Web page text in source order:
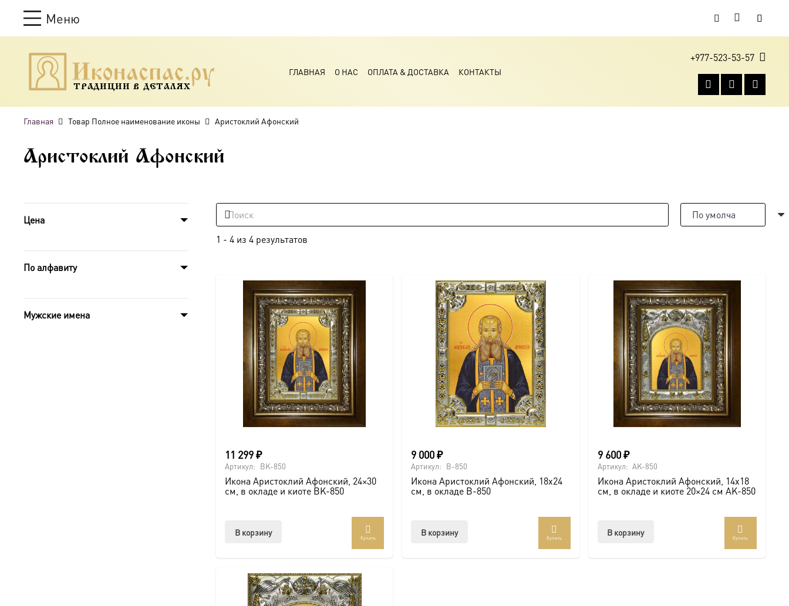
Меню
ТРАДИЦИИ В ДЕТАЛЯХ
ГЛАВНАЯ О НАС ОПЛАТА & ДОСТАВКА КОНТАКТЫ
+977-523-53-57
Главная Товар Полное наименование иконы Аристоклий Афонский
Аристоклий Афонский
Цена
По алфавиту
Мужские имена
1 - 4 из 4 результатов
11 299₽
Артикул: BK-850
Икона Аристоклий Афонский, 24×30
см, в окладе и киоте BK-850
В корзину
Купить
9 000₽
Артикул: B-850
Икона Аристоклий Афонский, 18х24
см, в окладе B-850
В корзину
Купить
9 600₽
Артикул: AK-850
Икона Аристоклий Афонский, 14х18
см, в окладе и киоте 20×24 см AK-850
В корзину
Купить